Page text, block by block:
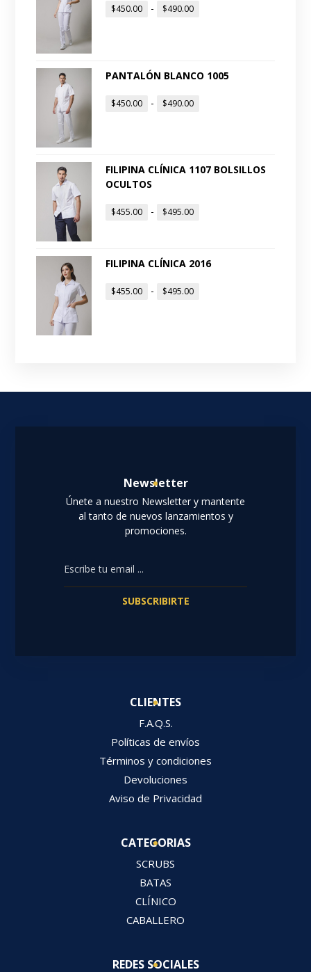
$450.00 - $490.00
PANTALÓN BLANCO 1005
$450.00 - $490.00
FILIPINA CLÍNICA 1107 BOLSILLOS
OCULTOS
$455.00 - $495.00
FILIPINA CLÍNICA 2016
$455.00 - $495.00
Newsletter
Únete a nuestro Newsletter y mantente
al tanto de nuevos lanzamientos y
promociones.
SUBSCRIBIRTE
CLIENTES
F.A.Q.S.
Políticas de envíos
Términos y condiciones
Devoluciones
Aviso de Privacidad
CATEGORIAS
SCRUBS
BATAS
CLÍNICO
CABALLERO
REDES SOCIALES